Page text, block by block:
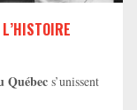
Québec s’unissent